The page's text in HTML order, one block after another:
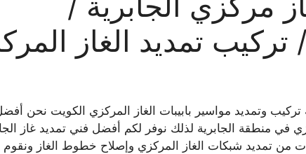
تركيب وتمديد مواسير بابيبات الغاز المركزي الكويت نحن
في منطقة الجابرية لذلك نوفر لكم أفضل فني تمديد غاز
من تمديد شبكات الغاز المركزي وإصلاح خطوط الغاز